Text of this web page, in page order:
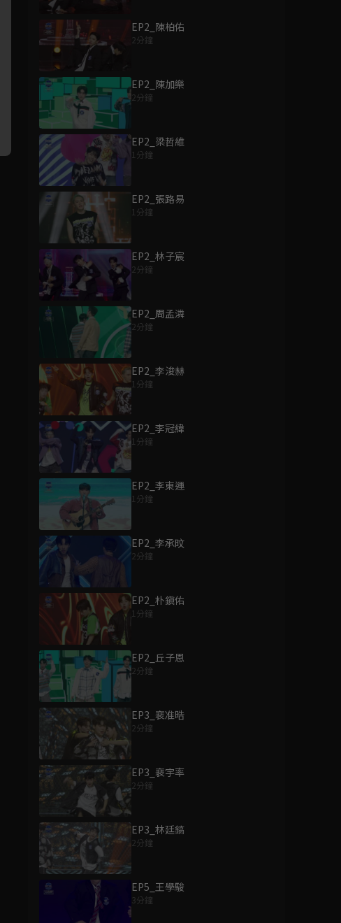
EP2_陳柏佑
2分鐘
EP2_陳加樂
2分鐘
EP2_梁哲維
1分鐘
EP2_張路易
1分鐘
EP2_林子宸
2分鐘
EP2_周孟潾
2分鐘
EP2_李浚赫
1分鐘
EP2_李冠緯
1分鐘
EP2_李東運
1分鐘
EP2_李承旼
2分鐘
EP2_朴鎭佑
1分鐘
EP2_丘子恩
2分鐘
EP3_裵准晧
2分鐘
EP3_裵宇率
2分鐘
EP3_林廷鎬
2分鐘
EP5_王學駿
3分鐘